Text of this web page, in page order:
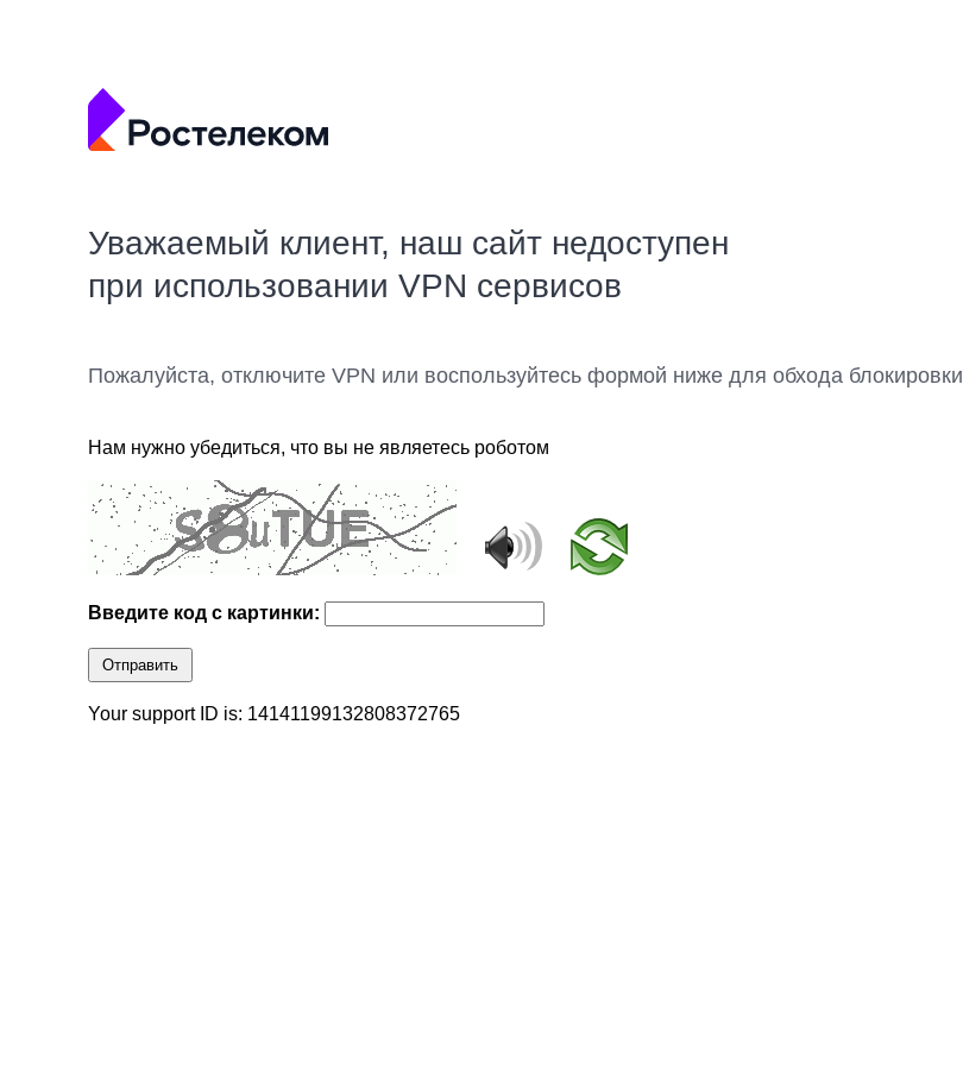
Уважаемый клиент, наш сайт недоступен
при использовании VPN сервисов
Пожалуйста, отключите VPN или воспользуйтесь формой ниже для обхода блокировки
Нам нужно убедиться, что вы не являетесь роботом
Введите код с картинки:
Отправить
Your support ID is: 14141199132808372765